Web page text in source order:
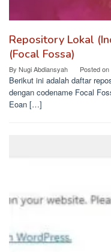
Repository Lokal
(Focal Fossa)
By Nugi Abdiansyah Posted on
Berikut ini adalah daftar
dengan codename Focal
Eoan […]